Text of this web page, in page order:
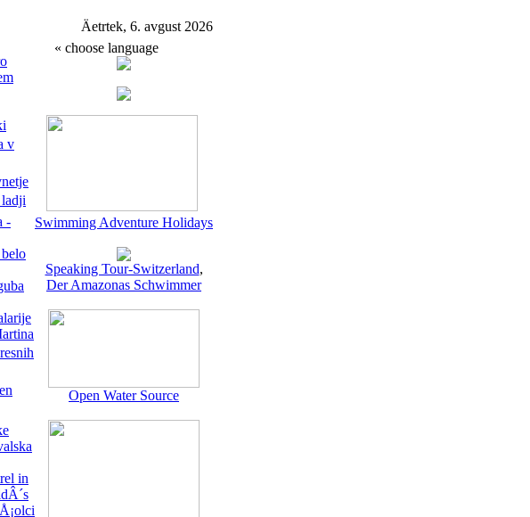
v
ladji
-
in
Äetrtek, 6. avgust 2026
« choose language
Swimming Adventure Holidays
Speaking Tour-Switzerland,
Der Amazonas Schwimmer
Open Water Source